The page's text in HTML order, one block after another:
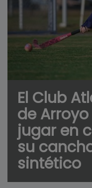
El Club
de
jugar en
su
sintético